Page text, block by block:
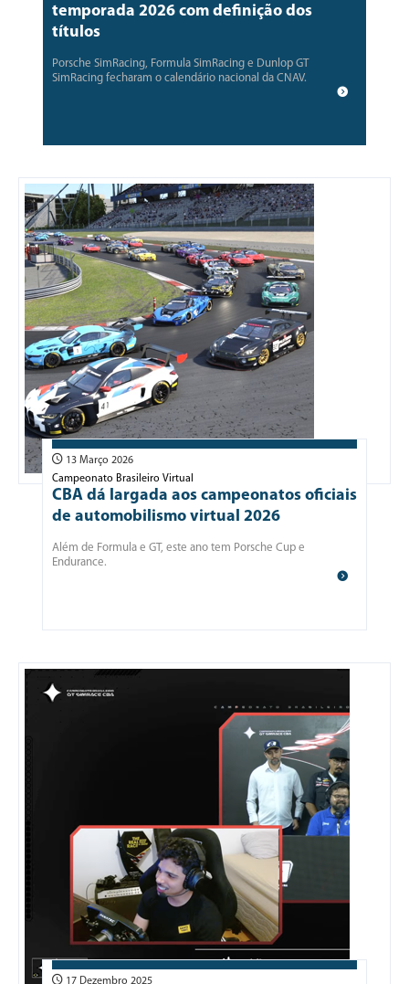
temporada 2026 com definição dos
títulos
Porsche SimRacing, Formula SimRacing e Dunlop GT
SimRacing fecharam o calendário nacional da CNAV.
13 Março 2026
Campeonato Brasileiro Virtual
CBA dá largada aos campeonatos oficiais
de automobilismo virtual 2026
Além de Formula e GT, este ano tem Porsche Cup e
Endurance.
17 Dezembro 2025